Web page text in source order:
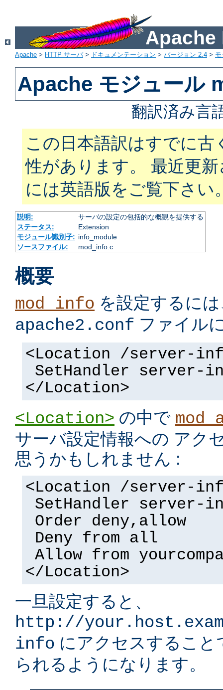
Apache
Apache > HTTP サーバ> ドキュメンテーション > バージョン 2.4 >
Apache モジュール
翻訳済み言
この日本語訳はすでに古
性があります。 最近更
には英語版をご覧下さい
説明:
サーバの設定の包括的な概観を提供する
ステータス:
Extension
モジュール識別子: info_module
ソースファイル:
mod_info.c
概要
mod_info を設定するに
apache2.conf ファイル
<Location /server-
SetHandler server-
</Location>
<Location> の中で
サーバ設定情報への アク
思うかもしれません :
<Location /server-
SetHandler server-
Order deny,allow
Deny from all
Allow from
</Location>
一旦設定すると、
http://
info にアクセスすること
られるようになります。